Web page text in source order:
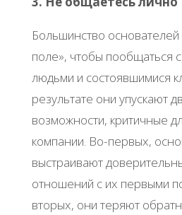
Большинство
поле», чтобы пообщаться
людьми и состоявшимися
результате они упускают
возможности, критичные
компании. Во-первых,
выстраивают
отношений с их первыми
вторых, они теряют